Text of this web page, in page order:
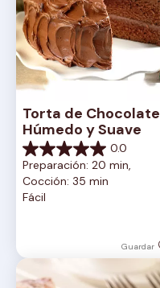
Torta de Chocolate
Húmedo y Suave
0.0
0.0
de
5
estrellas.
Preparación: 20 min,
Cocción: 35 min
Fácil
Guardar